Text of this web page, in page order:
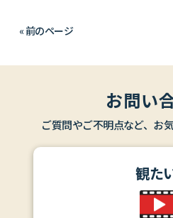
« 前のページ
お問い
ご質問やご不明点など、お
観た